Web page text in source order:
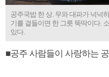
공주국밥 한 상. 무와 대파가 넉넉
기를 곁들이면 한 그릇 뚝딱이다.
있다.
■공주 사람들이 사랑하는